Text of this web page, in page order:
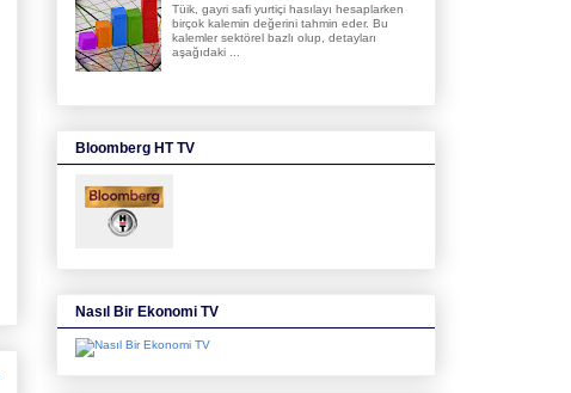
Tüik, gayri safi yurtiçi hasılayı hesaplarken
birçok kalemin değerini tahmin eder. Bu
kalemler sektörel bazlı olup, detayları
aşağıdaki ...
Bloomberg HT TV
Nasıl Bir Ekonomi TV